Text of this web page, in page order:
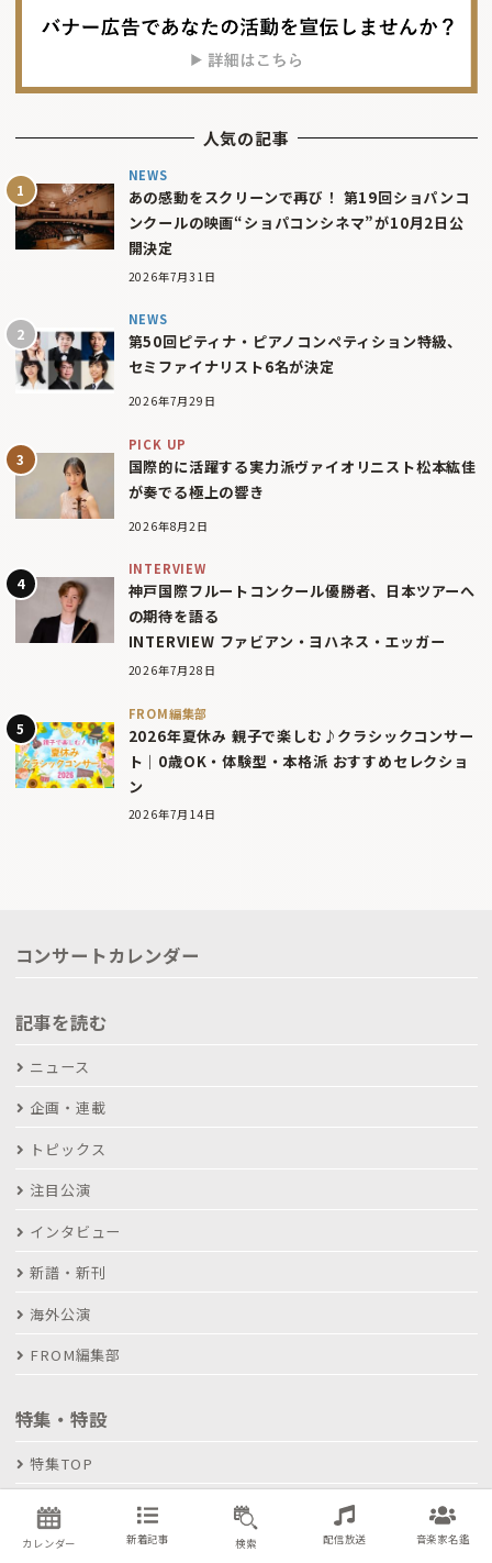
人気の記事
NEWS
あの感動をスクリーンで再び！ 第19回ショパンコ
ンクールの映画“ショパコンシネマ”が10月2日公
開決定
2026年7月31日
NEWS
第50回ピティナ・ピアノコンペティション特級、
セミファイナリスト6名が決定
2026年7月29日
PICK UP
国際的に活躍する実力派ヴァイオリニスト松本紘佳
が奏でる極上の響き
2026年8月2日
INTERVIEW
神戸国際フルートコンクール優勝者、日本ツアーへ
の期待を語る
INTERVIEW ファビアン・ヨハネス・エッガー
2026年7月28日
FROM編集部
2026年夏休み 親子で楽しむ♪クラシックコンサー
ト｜0歳OK・体験型・本格派 おすすめセレクショ
ン
2026年7月14日
コンサートカレンダー
記事を読む
ニュース
企画・連載
トピックス
注目公演
インタビュー
新譜・新刊
海外公演
FROM編集部
特集・特設
特集TOP
ヤマハホール
カレンダー 新着記事 検索 配信放送 音楽家名鑑